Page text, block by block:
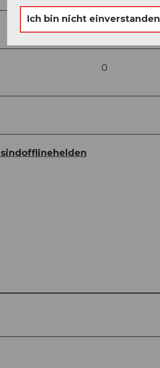
0
Ich bin nicht einverstanden